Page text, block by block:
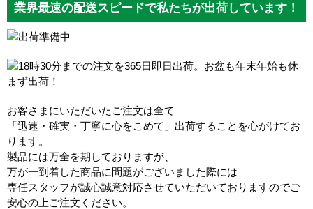
業界最速の配送スピードで私たちが出荷しています！
お客さまにいただいたご注文は全て
「迅速・確実・丁寧に心をこめて」出荷することを心がけてお
ります。
製品には万全を期しておりますが、
万が一到着した商品に問題がございました際には
専任スタッフが誠心誠意対応させていただいておりますのでご
安心の上ご注文ください。